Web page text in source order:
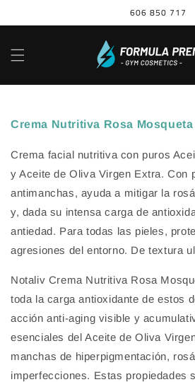
al contenido
606 850 717
a la
información
Crema Nutritiva Rosa Mosqueta
Crema facial nutritiva con puros
y Aceite de Oliva Virgen Extra. Con
antimanchas, ayuda a mitigar la
y, dada su intensa carga de
antiedad. Para todas las pieles,
agresiones del entorno. De textura
Notaliv Crema Nutritiva Rosa
toda la carga antioxidante de estos
acción anti-aging visible y
esenciales del Aceite de Oliva
manchas de hiperpigmentación,
imperfecciones. Estas propiedades